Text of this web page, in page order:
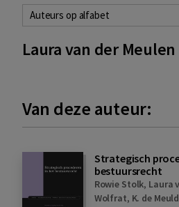
Auteurs op alfabet
Laura van der Meulen
Van deze auteur:
Strategisch
bestuursrecht
Rowie Stolk, Laura
Wolfrat, K. de